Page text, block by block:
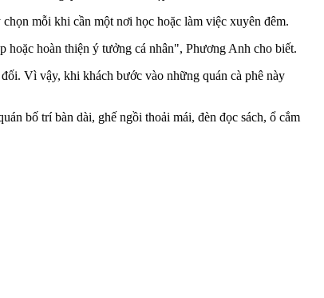
mỗi khi cần một nơi học hoặc làm việc xuyên đêm.
hoàn thiện ý tưởng cá nhân", Phương Anh cho biết.
Vì vậy, khi khách bước vào những quán cà phê này
bố trí bàn dài, ghế ngồi thoải mái, đèn đọc sách, ổ cắm